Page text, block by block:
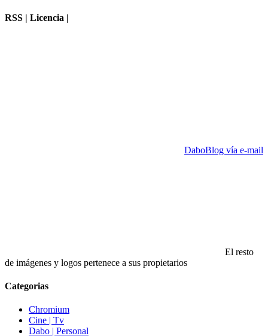
RSS | Licencia |
DaboBlog vía e-mail
El resto
de imágenes y logos pertenece a sus propietarios
Categorias
Chromium
Cine | Tv
Dabo | Personal